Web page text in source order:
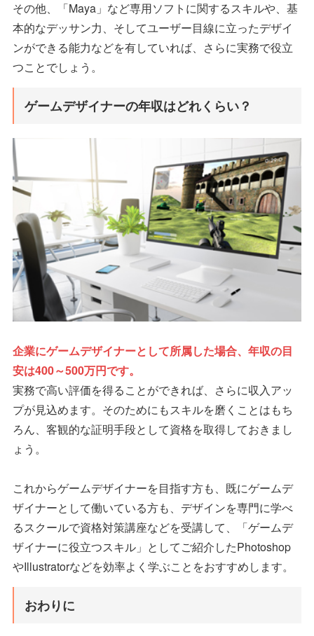
その他、「Maya」など専用ソフトに関するスキルや、基
本的なデッサン力、そしてユーザー目線に立ったデザイ
ンができる能力などを有していれば、さらに実務で役立
つことでしょう。
ゲームデザイナーの年収はどれくらい？
企業にゲームデザイナーとして所属した場合、年収の目
安は400～500万円です。
実務で高い評価を得ることができれば、さらに収入アッ
プが見込めます。そのためにもスキルを磨くことはもち
ろん、客観的な証明手段として資格を取得しておきまし
ょう。
これからゲームデザイナーを目指す方も、既にゲームデ
ザイナーとして働いている方も、デザインを専門に学べ
るスクールで資格対策講座などを受講して、「ゲームデ
ザイナーに役立つスキル」としてご紹介したPhotoshop
やIllustratorなどを効率よく学ぶことをおすすめします。
おわりに